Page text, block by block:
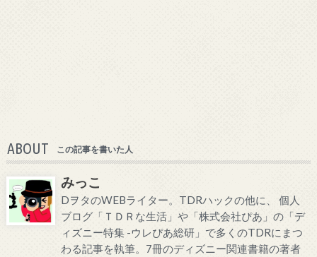
ABOUT この記事を書いた人
みっこ
DヲタのWEBライター。TDRハックの他に、 個人
ブログ「ＴＤＲな生活」や「株式会社ぴあ」の「デ
ィズニー特集 -ウレぴあ総研」で多くのTDRにまつ
わる記事を執筆。7冊のディズニー関連書籍の著者